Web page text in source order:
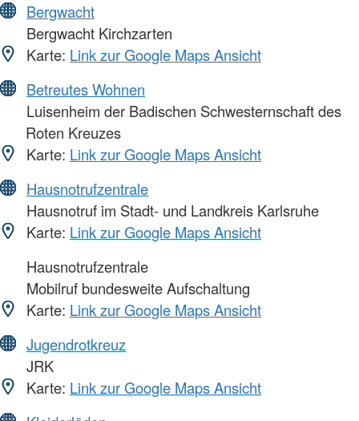
Bergwacht
Bergwacht Kirchzarten
Karte: Link zur Google Maps Ansicht
Betreutes Wohnen
Luisenheim der Badischen Schwesternschaft des
Roten Kreuzes
Karte: Link zur Google Maps Ansicht
Hausnotrufzentrale
Hausnotruf im Stadt- und Landkreis Karlsruhe
Karte: Link zur Google Maps Ansicht
Hausnotrufzentrale
Mobilruf bundesweite Aufschaltung
Karte: Link zur Google Maps Ansicht
Jugendrotkreuz
JRK
Karte: Link zur Google Maps Ansicht